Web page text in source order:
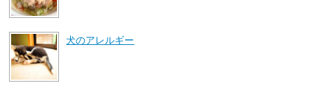
犬のアレルギー